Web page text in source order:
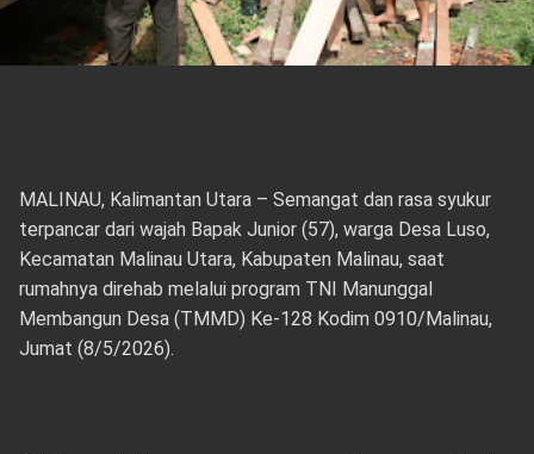
MALINAU, Kalimantan Utara – Semangat dan rasa syukur
terpancar dari wajah Bapak Junior (57), warga Desa Luso,
Kecamatan Malinau Utara, Kabupaten Malinau, saat
rumahnya direhab melalui program TNI Manunggal
Membangun Desa (TMMD) Ke-128 Kodim 0910/Malinau,
Jumat (8/5/2026).